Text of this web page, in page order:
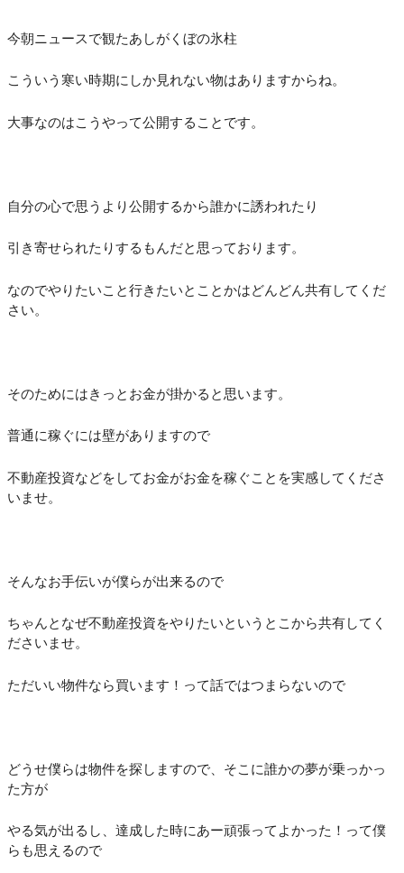
今朝ニュースで観たあしがくぼの氷柱
こういう寒い時期にしか見れない物はありますからね。
大事なのはこうやって公開することです。
自分の心で思うより公開するから誰かに誘われたり
引き寄せられたりするもんだと思っております。
なのでやりたいこと行きたいとことかはどんどん共有してくだ
さい。
そのためにはきっとお金が掛かると思います。
普通に稼ぐには壁がありますので
不動産投資などをしてお金がお金を稼ぐことを実感してくださ
いませ。
そんなお手伝いが僕らが出来るので
ちゃんとなぜ不動産投資をやりたいというとこから共有してく
ださいませ。
ただいい物件なら買います！って話ではつまらないので
どうせ僕らは物件を探しますので、そこに誰かの夢が乗っかっ
た方が
やる気が出るし、達成した時にあー頑張ってよかった！って僕
らも思えるので